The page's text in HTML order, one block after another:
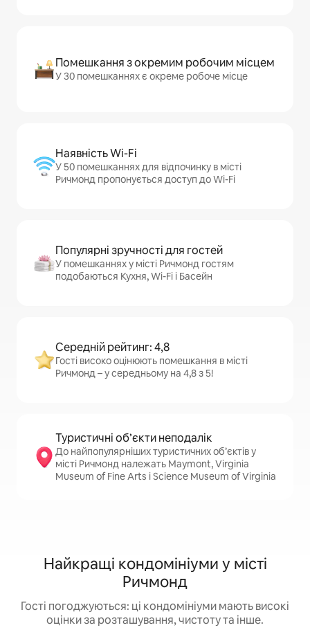
Помешкання з окремим робочим місцем
У 30 помешканнях є окреме робоче місце
Наявність Wi-Fi
У 50 помешканнях для відпочинку в місті
Ричмонд пропонується доступ до Wi-Fi
Популярні зручності для гостей
У помешканнях у місті Ричмонд гостям
подобаються Кухня, Wi-Fi і Басейн
Середній рейтинг: 4,8
Гості високо оцінюють помешкання в місті
Ричмонд – у середньому на 4,8 з 5!
Туристичні об’єкти неподалік
До найпопулярніших туристичних об’єктів у
місті Ричмонд належать Maymont, Virginia
Museum of Fine Arts і Science Museum of Virginia
Найкращі кондомініуми у місті
Ричмонд
Гості погоджуються: ці кондомініуми мають високі
оцінки за розташування, чистоту та інше.